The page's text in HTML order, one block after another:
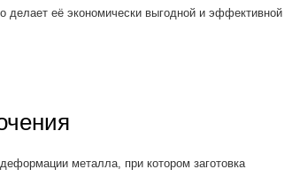
делает её экономически выгодной и эффективной
металла, при котором заготовка